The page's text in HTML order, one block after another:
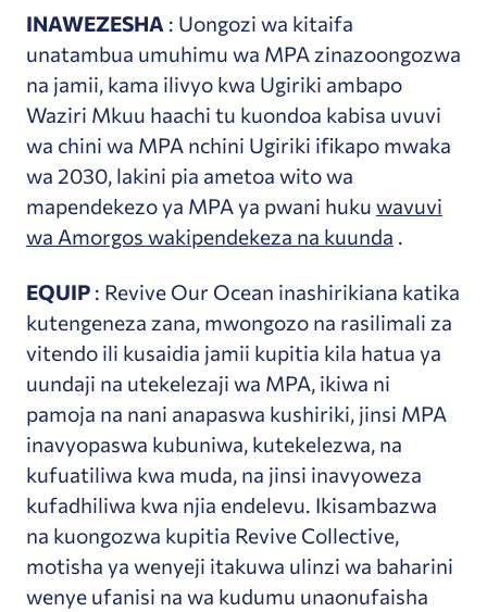
INAWEZESHA : Uongozi wa kitaifa
unatambua umuhimu wa MPA zinazoongozwa
na jamii, kama ilivyo kwa Ugiriki ambapo
Waziri Mkuu haachi tu kuondoa kabisa uvuvi
wa chini wa MPA nchini Ugiriki ifikapo mwaka
wa 2030, lakini pia ametoa wito wa
mapendekezo ya MPA ya pwani huku wavuvi
wa Amorgos wakipendekeza na kuunda .
EQUIP : Revive Our Ocean inashirikiana katika
kutengeneza zana, mwongozo na rasilimali za
vitendo ili kusaidia jamii kupitia kila hatua ya
uundaji na utekelezaji wa MPA, ikiwa ni
pamoja na nani anapaswa kushiriki, jinsi MPA
inavyopaswa kubuniwa, kutekelezwa, na
kufuatiliwa kwa muda, na jinsi inavyoweza
kufadhiliwa kwa njia endelevu. Ikisambazwa
na kuongozwa kupitia Revive Collective,
motisha ya wenyeji itakuwa ulinzi wa baharini
wenye ufanisi na wa kudumu unaonufaisha